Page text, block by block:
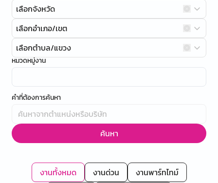
เลือกจังหวัด
เลือกอำเภอ/เขต
เลือกตำบล/แขวง
หมวดหมู่งาน
คำที่ต้องการค้นหา
ค้นหา
งานทั้งหมด งานด่วน
งานพาร์ทไทม์